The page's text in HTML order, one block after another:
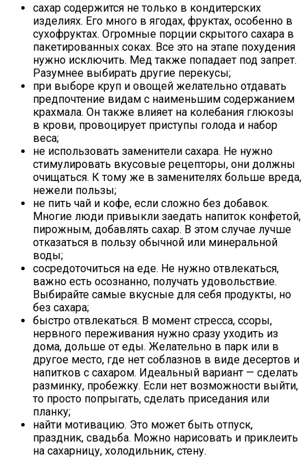
сахар содержится не только в кондитерских
изделиях. Его много в ягодах, фруктах, особенно в
сухофруктах. Огромные порции скрытого сахара в
пакетированных соках. Все это на этапе похудения
нужно исключить. Мед также попадает под запрет.
Разумнее выбирать другие перекусы;
при выборе круп и овощей желательно отдавать
предпочтение видам с наименьшим содержанием
крахмала. Он также влияет на колебания глюкозы
в крови, провоцирует приступы голода и набор
веса;
не использовать заменители сахара. Не нужно
стимулировать вкусовые рецепторы, они должны
очищаться. К тому же в заменителях больше вреда,
нежели пользы;
не пить чай и кофе, если сложно без добавок.
Многие люди привыкли заедать напиток конфетой,
пирожным, добавлять сахар. В этом случае лучше
отказаться в пользу обычной или минеральной
воды;
сосредоточиться на еде. Не нужно отвлекаться,
важно есть осознанно, получать удовольствие.
Выбирайте самые вкусные для себя продукты, но
без сахара;
быстро отвлекаться. В момент стресса, ссоры,
нервного переживания нужно сразу уходить из
дома, дольше от еды. Желательно в парк или в
другое место, где нет соблазнов в виде десертов и
напитков с сахаром. Идеальный вариант — сделать
разминку, пробежку. Если нет возможности выйти,
то просто попрыгать, сделать приседания или
планку;
найти мотивацию. Это может быть отпуск,
праздник, свадьба. Можно нарисовать и приклеить
на сахарницу, холодильник, стену.